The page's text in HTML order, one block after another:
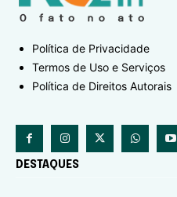
Política de Privacidade
Termos de Uso e Serviços
Política de Direitos Autorais
DESTAQUES